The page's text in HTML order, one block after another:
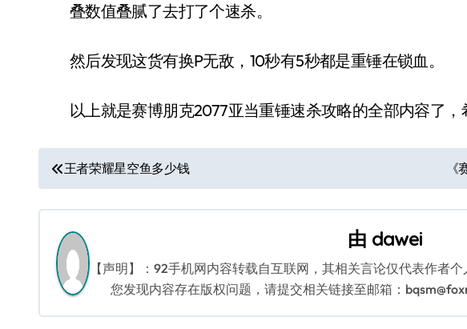
叠数值叠腻了去打了个速杀。
然后发现这货有换P无敌，10秒有5秒都是重锤在锁血。
以上就是赛博朋克2077亚当重锤速杀攻略的全部内容了，
文
章
导
航
王者荣耀星空鱼多少钱
由 dawei
【声明】：92手机网内容转载自互联网，其相关言论仅代表作者
您发现内容存在版权问题，请提交相关链接至邮箱：